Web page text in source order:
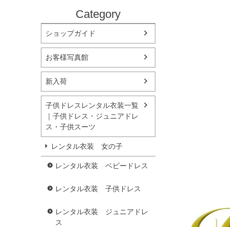
舞台で輝くステージ衣装
Atelier
実店舗 つくば店
Tsukuba Boutique
〒 茨城県土浦市大町14-16-1F
10:00–18:00（完全予約制）
月曜日
店舗を予約する →
Category
ショップガイド
お客様写真館
新入荷
子供ドレスレンタル衣装一覧
｜子供ドレス・ジュニアドレ
ス・子供スーツ
レンタル衣装 女の子
レンタル衣装 ベビードレス
レンタル衣装 子供ドレス
レンタル衣装 ジュニアドレ
ス